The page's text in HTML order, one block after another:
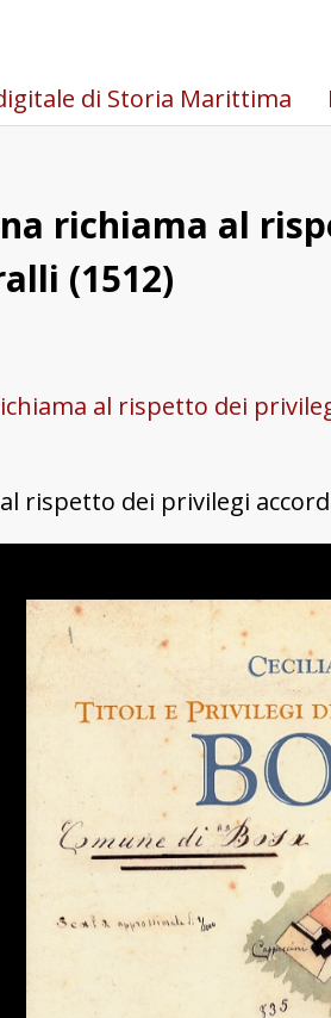
di Storia Marittima
richiama al
(1512)
al rispetto dei
rispetto dei privilegi